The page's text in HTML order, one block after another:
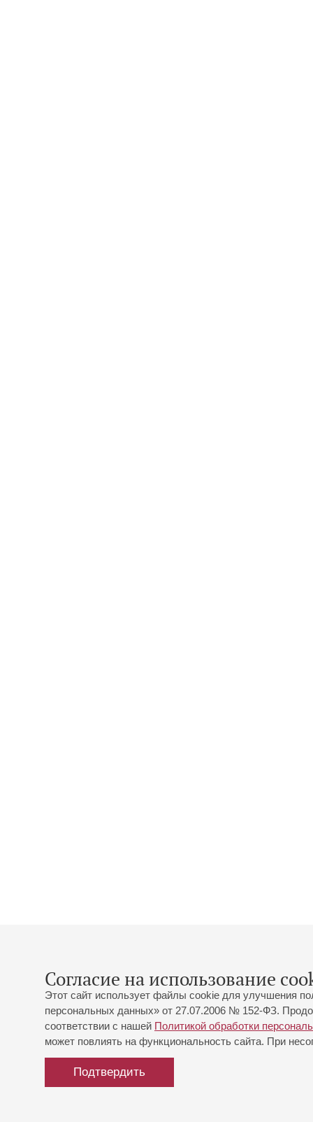
Согласие на использование
Этот сайт использует файлы cookie для улучшения
персональных данных» от 27.07.2006 № 152-ФЗ.
соответствии с нашей Политикой обработки
может повлиять на функциональность сайта. При
Подтвердить